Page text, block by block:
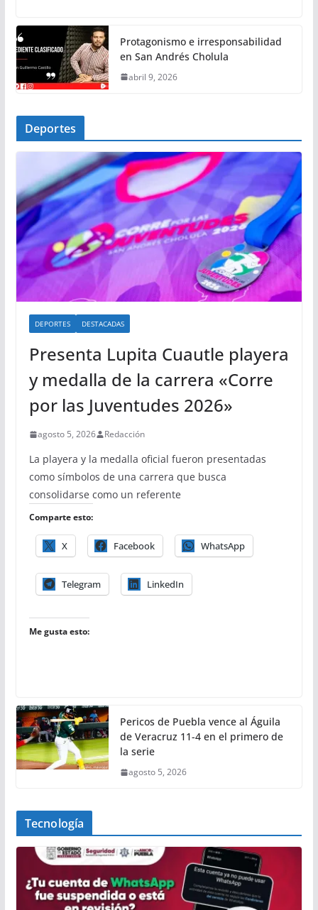
Protagonismo e irresponsabilidad
en San Andrés Cholula
abril 9, 2026
Deportes
DEPORTES DESTACADAS
Presenta Lupita Cuautle playera
y medalla de la carrera «Corre
por las Juventudes 2026»
agosto 5, 2026 Redacción
La playera y la medalla oficial fueron presentadas
como símbolos de una carrera que busca
consolidarse como un referente
Comparte esto:
X Facebook WhatsApp
Telegram LinkedIn
Me gusta esto:
Pericos de Puebla vence al Águila
de Veracruz 11-4 en el primero de
la serie
agosto 5, 2026
Tecnología